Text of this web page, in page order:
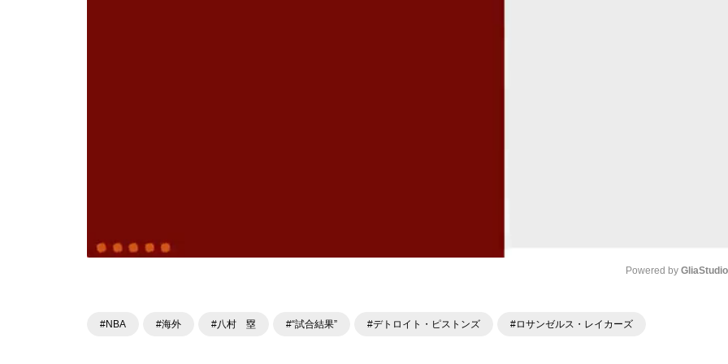
Powered by
#NBA #海外 #八村 塁 #“試合結果” #デトロイト・ピストンズ #ロサンゼルス・レイカーズ